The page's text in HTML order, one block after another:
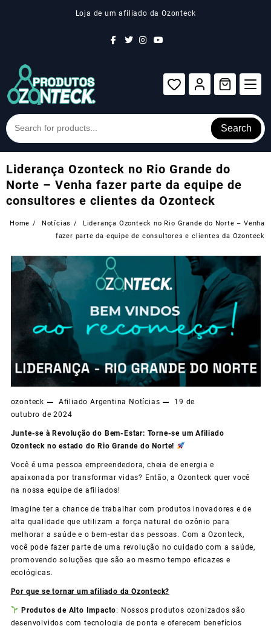
Loja de um afiliado da Ozonteck
Search
Liderança Ozonteck no Rio Grande do
Norte – Venha fazer parte da equipe de
consultores e clientes da Ozonteck
Home Notícias
Liderança Ozonteck no Rio Grande do Norte – Venha
fazer parte da equipe de consultores e clientes da Ozonteck
ozonteck Afiliado Argentina Notícias
19 de
outubro de 2024
Junte-se à Revolução do Bem-Estar: Torne-se um Afiliado
Ozonteck no estado do Rio Grande do Norte!
Você é uma pessoa empreendedora, cheia de energia e
apaixonada por transformar vidas? Então, a Ozonteck quer você
na nossa equipe de afiliados!
Imagine ter a chance de trabalhar com produtos inovadores e de
alta qualidade que utilizam a força natural do ozônio para
melhorar a saúde e o bem-estar das pessoas. Com a Ozonteck,
você pode fazer parte de uma revolução no cuidado com a saúde,
promovendo soluções que são ao mesmo tempo eficazes e
ecológicas.
Por que se tornar um afiliado da Ozonteck?
Produtos de Alto Impacto: Nossos produtos ozonizados são
desenvolvidos com tecnologia de ponta e oferecem benefícios